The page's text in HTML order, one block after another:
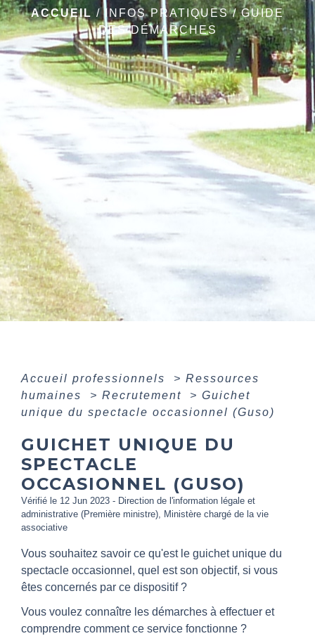
ACCUEIL /INFOS PRATIQUES/GUIDE
DES DÉMARCHES
Accueil professionnels > Ressources
humaines
> Recrutement > Guichet
unique du spectacle occasionnel (Guso)
GUICHET UNIQUE DU
SPECTACLE
OCCASIONNEL (GUSO)
Vérifié le 12 Jun 2023 - Direction de l'information légale et
administrative (Première ministre), Ministère chargé de la vie
associative
Vous souhaitez savoir ce qu'est le guichet unique du
spectacle occasionnel, quel est son objectif, si vous
êtes concernés par ce dispositif ?
Vous voulez connaître les démarches à effectuer et
comprendre comment ce service fonctionne ?